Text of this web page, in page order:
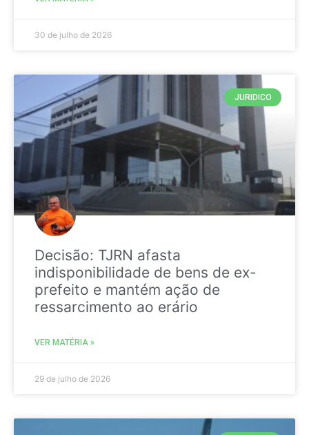
30 de julho de 2026
JURIDICO
Decisão: TJRN afasta
indisponibilidade de bens de ex-
prefeito e mantém ação de
ressarcimento ao erário
VER MATÉRIA »
29 de julho de 2026